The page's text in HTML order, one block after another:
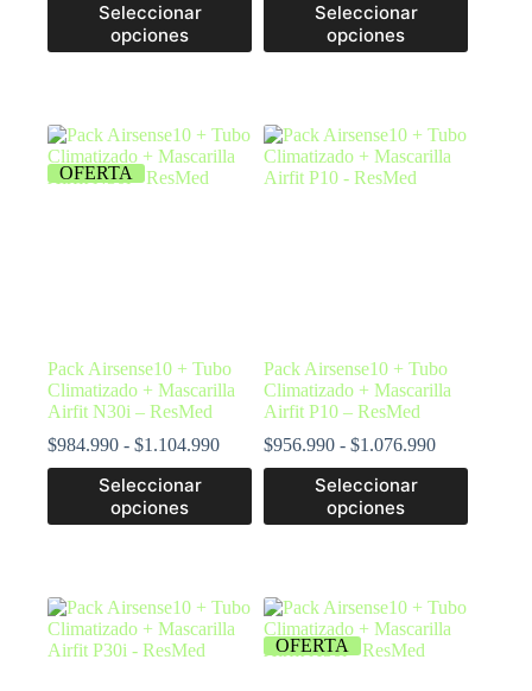
Seleccionar
opciones
Seleccionar
opciones
OFERTA
Pack Airsense10 + Tubo
Climatizado + Mascarilla
Airfit N30i – ResMed
$984.990 - $1.104.990
Seleccionar
opciones
Pack Airsense10 + Tubo
Climatizado + Mascarilla
Airfit P10 – ResMed
$956.990 - $1.076.990
Seleccionar
opciones
OFERTA